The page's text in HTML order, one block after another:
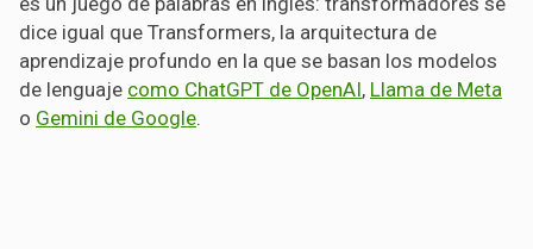
dice igual que Transformers, la arquitectura de
aprendizaje profundo en la que se basan los modelos
de lenguaje como ChatGPT de OpenAI, Llama de Meta
o Gemini de Google.